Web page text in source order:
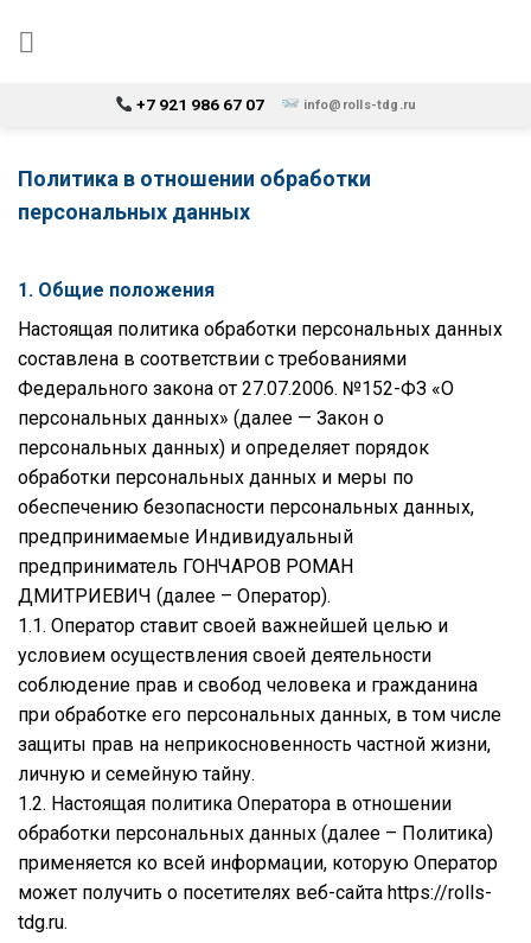
+7 921 986 67 07 info@rolls-tdg.ru
Политика в отношении обработки
персональных данных
1. Общие положения
Настоящая политика обработки персональных данных
составлена в соответствии с требованиями
Федерального закона от 27.07.2006. №152-ФЗ «О
персональных данных» (далее — Закон о
персональных данных) и определяет порядок
обработки персональных данных и меры по
обеспечению безопасности персональных данных,
предпринимаемые Индивидуальный
предприниматель ГОНЧАРОВ РОМАН
ДМИТРИЕВИЧ (далее – Оператор).
1.1. Оператор ставит своей важнейшей целью и
условием осуществления своей деятельности
соблюдение прав и свобод человека и гражданина
при обработке его персональных данных, в том числе
защиты прав на неприкосновенность частной жизни,
личную и семейную тайну.
1.2. Настоящая политика Оператора в отношении
обработки персональных данных (далее – Политика)
применяется ко всей информации, которую Оператор
может получить о посетителях веб-сайта https://rolls-
tdg.ru.